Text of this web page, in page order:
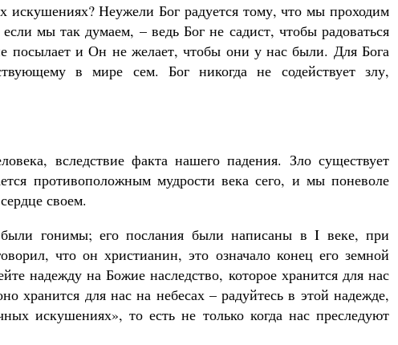
Неужели Бог радуется тому, что мы проходим
мы так думаем, – ведь Бог не садист, чтобы радоваться
посылает и Он не желает, чтобы они у нас были. Для Бога
в мире сем. Бог никогда не содействует злу,
вследствие факта нашего падения. Зло существует
противоположным мудрости века сего, и мы поневоле
своем.
гонимы; его послания были написаны в I веке, при
что он христианин, это означало конец его земной
надежду на Божие наследство, которое хранится для нас
хранится для нас на небесах – радуйтесь в этой надежде,
искушениях», то есть не только когда нас преследуют
Как найти своё место в жизни
Кирилл Мурышев
Великомученик Георгий Победоносец. Научись у
Роман Котов